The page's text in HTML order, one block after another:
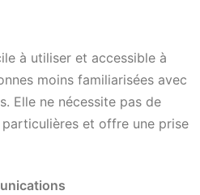
à utiliser et accessible à
moins familiarisées avec
Elle ne nécessite pas de
et offre une prise